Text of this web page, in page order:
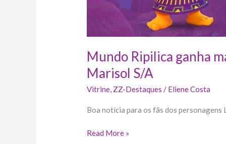
Mundo Ripilica ganha
Marisol S/A
Vitrine, ZZ-Destaques / Eliene Costa
Boa notícia para os fãs dos personagens
Read More »